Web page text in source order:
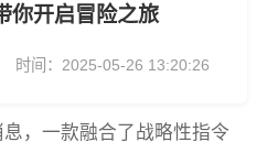
你开启冒险之旅
时间：2025-05-26 13:20:26
，一款融合了战略性指令